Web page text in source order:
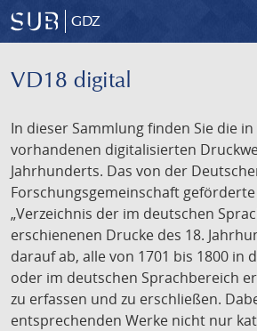
GDZ
VD18 digital
In dieser Sammlung finden Sie die
vorhandenen digitalisierten
Jahrhunderts. Das von der
Forschungsgemeinschaft
„Verzeichnis der im deutschen
erschienenen Drucke des 18.
darauf ab, alle von 1701 bis 1800 in
oder im deutschen Sprachbereich
zu erfassen und zu erschließen.
entsprechenden Werke nicht nur